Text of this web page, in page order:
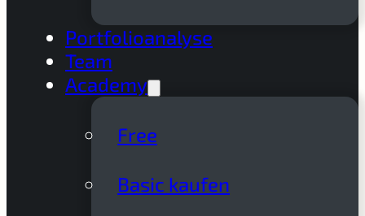
Portfolioanalyse
Team
Academy
Free
Basic kaufen